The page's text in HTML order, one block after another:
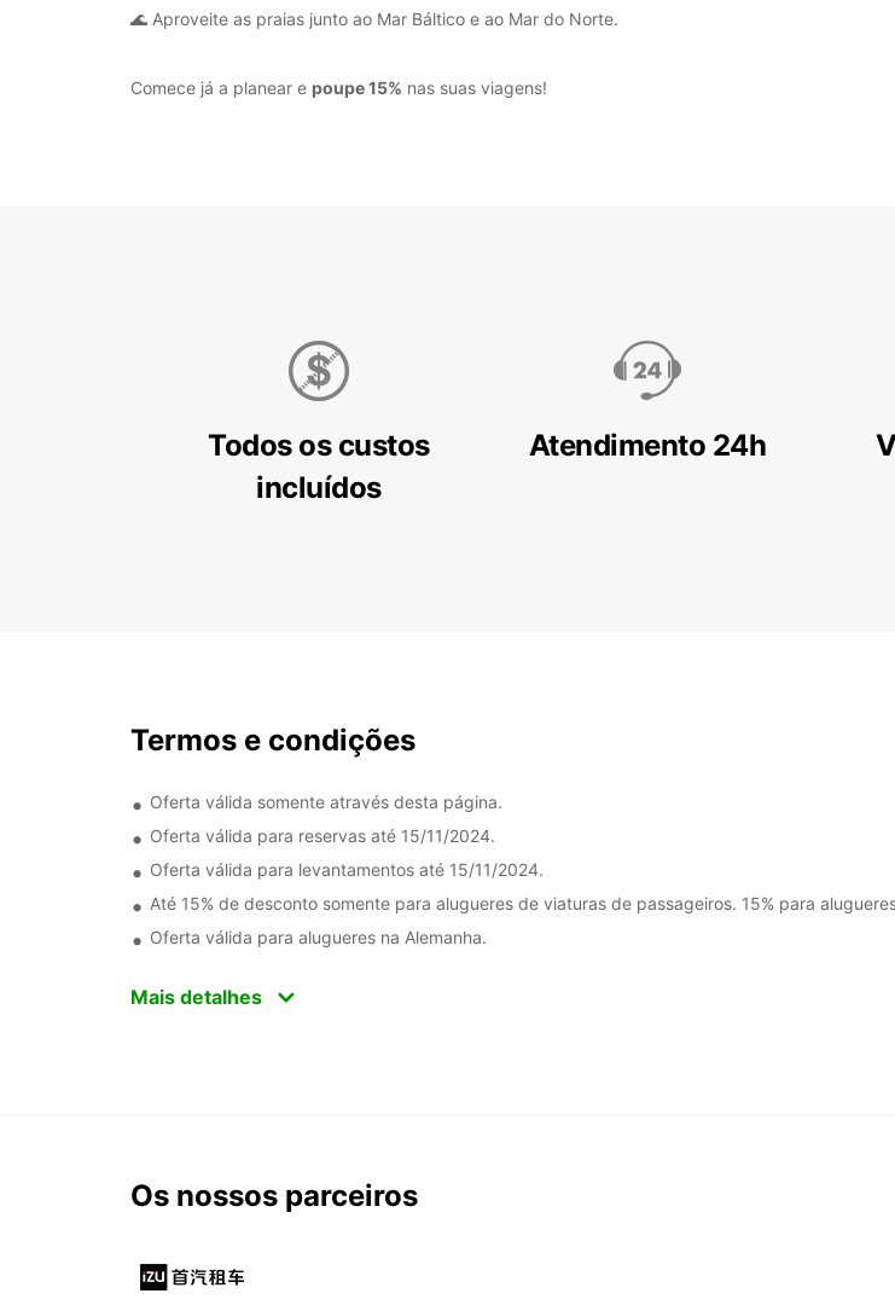
🌊 Aproveite as praias junto ao Mar Báltico e ao Mar do Norte.
Comece já a planear e poupe 15% nas suas viagens!
Todos os custos
incluídos
Atendimento 24h
Termos e condições
Oferta válida somente através desta página.
Oferta válida para reservas até 15/11/2024.
Oferta válida para levantamentos até 15/11/2024.
Até 15% de desconto somente para alugueres de viaturas de passageiros. 15% para
Oferta válida para alugueres na Alemanha.
Mais detalhes
Os nossos parceiros